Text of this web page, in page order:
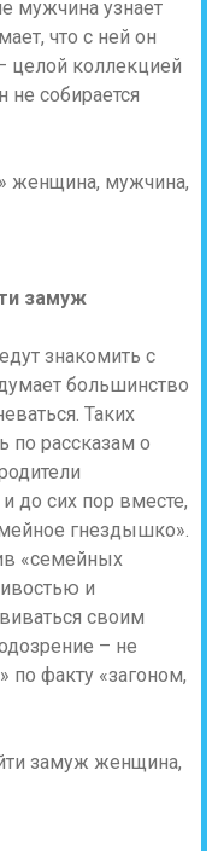
мужчина узнает
что с ней он
целой коллекцией
собирается
замуж
знакомить с
большинство
Таких
по рассказам о
до сих пор вместе,
гнездышко».
«семейных
и
своим
– не
по факту «загоном,